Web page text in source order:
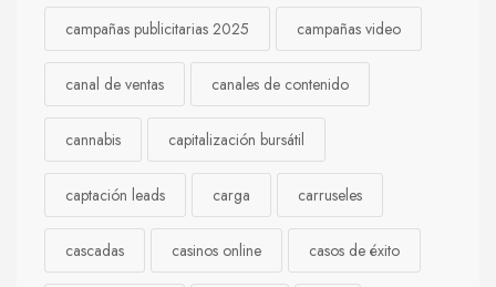
campañas publicitarias 2025 campañas video
canal de ventas canales de contenido
cannabis capitalización bursátil
captación leads carga carruseles
cascadas casinos online casos de éxito